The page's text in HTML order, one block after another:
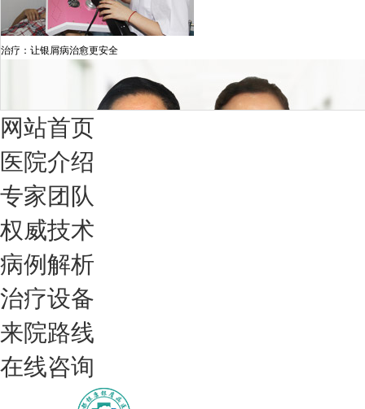
治疗：让银屑病治愈更安全
我们只治银屑病，我们在成都坐诊
网站首页
医院介绍
专家团队
权威技术
病例解析
治疗设备
来院路线
在线咨询